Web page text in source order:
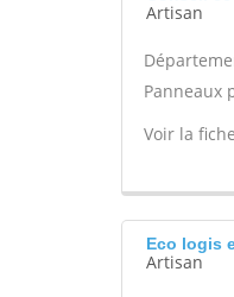
Artisan
Panneaux
Voir la
Eco logis
Artisan